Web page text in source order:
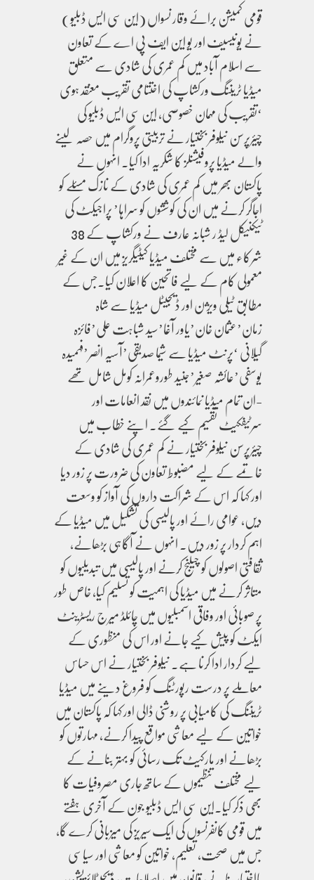
قومی کمیشن برائے وقار نسواں (این سی ایس ڈبلیو)
نے یونیسیف اور یو این ایف پی اے کے تعاون
سے اسلام آباد میں کم عمری کی شادی سے متعلق
میڈیا ٹریننگ ورکشاپ کی اختتامی تقریب معنقد ہوی
‘تقریب کی مہمان خصوصی، این سی ایس ڈبلیو کی
چیئرپرسن نیلوفر بختیار نے تربیتی پروگرام میں حصہ لینے
والے میڈیا پروفیشنلز کا شکریہ ادا کیا۔ انہوں نے
پاکستان بھر میں کم عمری کی شادی کے نازک مسئلے کو
اجاگر کرنے میں ان کی کوششوں کو سراہا’ پراجیکٹ کی
ٹیکنیکل لیڈ ر شبانہ عارف نے ورکشاپ کے 38
شرکاء میں سے مختلف میڈیا کیٹیگریز میں ان کے غیر
معمولی کام کے لیے فاتحین کا اعلان کیا۔جس کے
مطابق ٹیلی ویژن اور ڈیجیٹل میڈیا سے شاہ
زمان’عثمان خان’یاور آغا’سید شباہت علی’فائزہ
گیلانی ‘پرنٹ میڈیا سے شیما صدیقی’آسیہ انصر’فہمیدہ
یوسفی’عائشہ صغیر’جنید طوروعمرانہ کومل شامل تھے
-ان تمام میڈیا نمائندوں میں نقد انعامات اور
سرٹیفکیٹ تقسیم کیے گئے۔ اپنے خطاب میں
چیئرپرسن نیلوفر بختیار نے کم عمری کی شادی کے
خاتمے کے لیے مضبوط تعاون کی ضرورت پر زور دیا
اور کہا کہ اس کے شراکت داروں کی آواز کو وسعت
دیں، عوامی رائے اور پالیسی کی تشکیل میں میڈیا کے
اہم کردار پر زور دیں۔ انہوں نے آگاہی بڑھانے،
ثقافتی اصولوں کو چیلنج کرنے اور پالیسی میں تبدیلیوں کو
متاثر کرنے میں میڈیا کی اہمیت کو تسلیم کیا، خاص طور
پر صوبائی اور وفاقی اسمبلیوں میں چائلڈ میرج ریسٹرینٹ
ایکٹ کو پیش کیے جانے اور اس کی منظوری کے
لیے کردار ادا کرنا ہے۔ نیلوفر بختیار نے اس حساس
معاملے پر درست رپورٹنگ کو فروغ دینے میں میڈیا
ٹریننگ کی کامیابی پر روشنی ڈالی اور کہا کہ پاکستان میں
خواتین کے لیے معاشی مواقع پیدا کرنے، مہارتوں کو
بڑھانے اور مارکیٹ تک رسائی کو بہتر بنانے کے
لیے مختلف تنظیموں کے ساتھ جاری مصروفیات کا
بھی ذکر کیا۔این سی ایس ڈبلیو جون کے آخری ہفتے
میں قومی کانفرنسوں کی ایک سیریز کی میزبانی کرے گا،
جس میں صحت، تعلیم، خواتین کو معاشی اور سیاسی